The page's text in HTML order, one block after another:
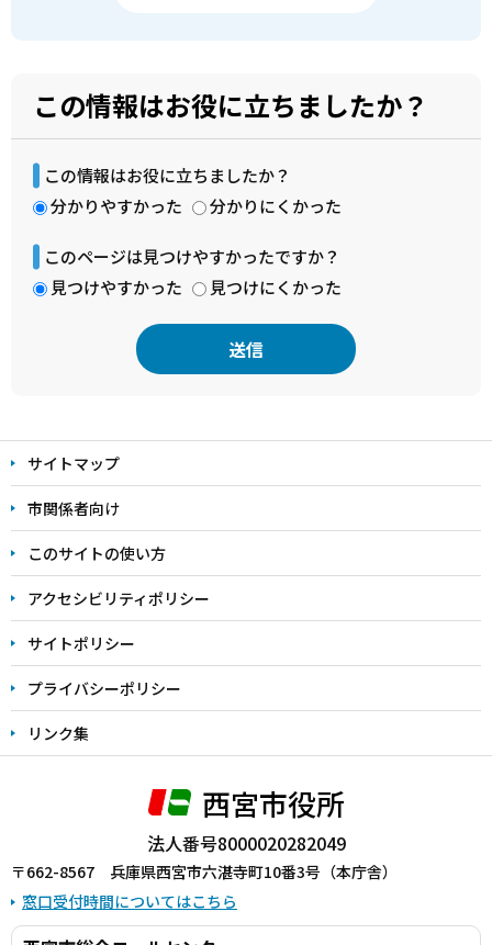
この情報はお役に立ちましたか？
この情報はお役に立ちましたか？
分かりやすかった
分かりにくかった
このページは見つけやすかったですか？
見つけやすかった
見つけにくかった
文
こ
こ
ま
で
サイトマップ
市関係者向け
このサイトの使い方
アクセシビリティポリシー
サイトポリシー
プライバシーポリシー
リンク集
西宮市役所
法人番号8000020282049
〒662-8567 兵庫県西宮市六湛寺町10番3号（本庁舎）
窓口受付時間についてはこちら